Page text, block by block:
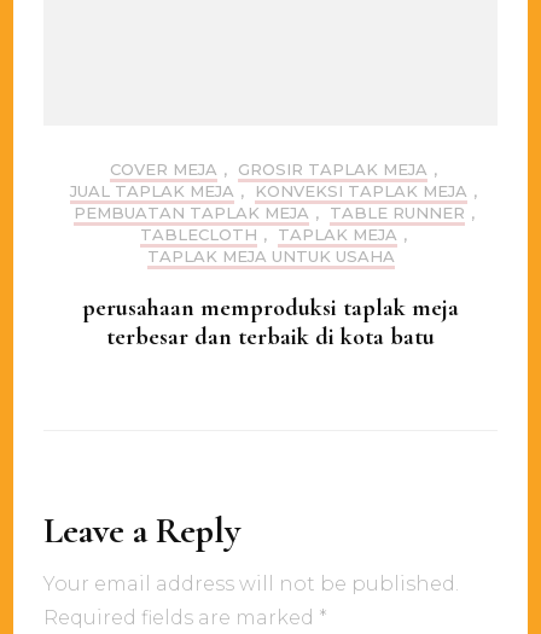
COVER MEJA , GROSIR TAPLAK MEJA ,
JUAL TAPLAK MEJA , KONVEKSI TAPLAK MEJA ,
PEMBUATAN TAPLAK MEJA , TABLE RUNNER ,
TABLECLOTH , TAPLAK MEJA ,
TAPLAK MEJA UNTUK USAHA
perusahaan memproduksi taplak meja
terbesar dan terbaik di kota batu
Leave a Reply
Your email address will not be published.
Required fields are marked *